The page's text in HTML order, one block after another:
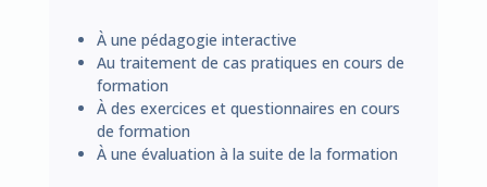
À une pédagogie interactive
Au traitement de cas pratiques en cours de
formation
À des exercices et questionnaires en cours
de formation
À une évaluation à la suite de la formation